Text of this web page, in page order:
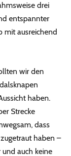
drei
entspannter
mit ausreichend
wir den
haben.
Strecke
dass
haben –
auch keine